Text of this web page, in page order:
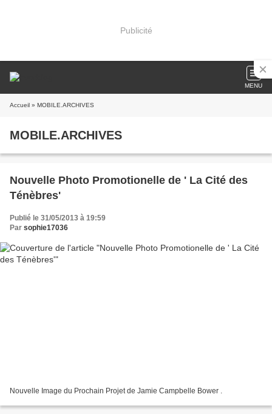
Publicité
MENU
Accueil » MOBILE.ARCHIVES
MOBILE.ARCHIVES
Nouvelle Photo Promotionelle de ' La Cité des
Ténèbres'
Publié le 31/05/2013 à 19:59
Par sophie17036
Nouvelle Image du Prochain Projet de Jamie Campbelle Bower .